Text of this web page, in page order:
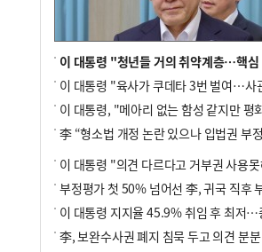
李, 보완수사권 폐지 침묵 두고 의견 분분